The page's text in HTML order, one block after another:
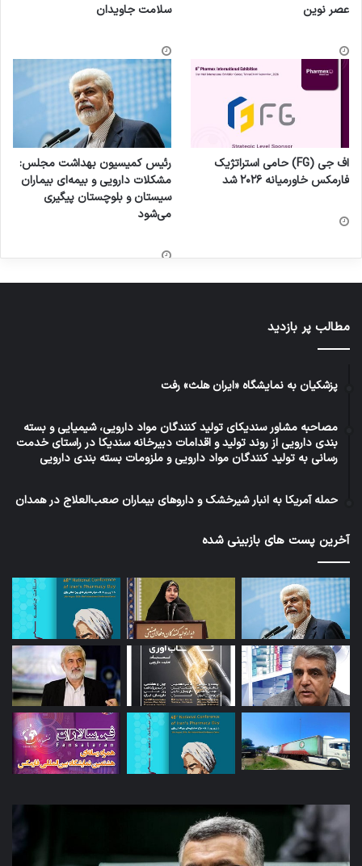
عصر نوین
سلامت جاویدان
اف جی (FG) حامی استراتژیک
فارمکس خاورمیانه ۲۰۲۶ شد
رئیس کمیسیون بهداشت مجلس:
مشکلات دارویی و بیمه‌ای بیماران
سیستان و بلوچستان پیگیری
می‌شود
مطالب پر بازدید
پزشکیان به نمایشگاه «ایران هلث» رفت
مصاحبه مشاور سندیکای تولید کنندگان مواد دارویی، شیمیایی و بسته
بندی دارویی از روند تولید و اقدامات دبیرخانه سندیکا در راستای خدمت
رسانی به تولید کنندگان مواد دارویی و ملزومات بسته بندی دارویی
حمله آمریکا به انبار شیرخشک و داروهای بیماران صعب‌العلاج در همدان
آخرین پست های بازبینی شده
دکتر
جهانپور